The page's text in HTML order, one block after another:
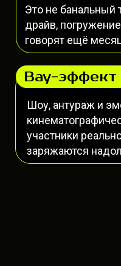
Шоу, антураж и
участники
заряжаются
Это не банальный
драйв,
говорят ещё
Вау-